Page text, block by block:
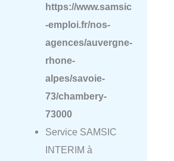
https://www.samsic
-emploi.fr/nos-
agences/auvergne-
rhone-
alpes/savoie-
73/chambery-
73000
Service SAMSIC
INTERIM à